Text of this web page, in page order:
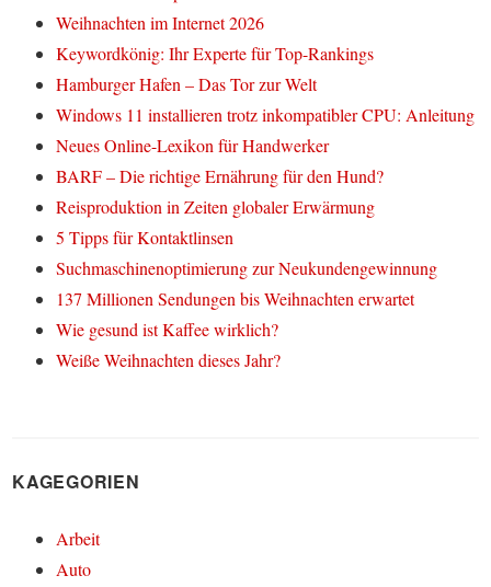
Weihnachten im Internet 2026
Keywordkönig: Ihr Experte für Top-Rankings
Hamburger Hafen – Das Tor zur Welt
Windows 11 installieren trotz inkompatibler CPU: Anleitung
Neues Online-Lexikon für Handwerker
BARF – Die richtige Ernährung für den Hund?
Reisproduktion in Zeiten globaler Erwärmung
5 Tipps für Kontaktlinsen
Suchmaschinenoptimierung zur Neukundengewinnung
137 Millionen Sendungen bis Weihnachten erwartet
Wie gesund ist Kaffee wirklich?
Weiße Weihnachten dieses Jahr?
KAGEGORIEN
Arbeit
Auto